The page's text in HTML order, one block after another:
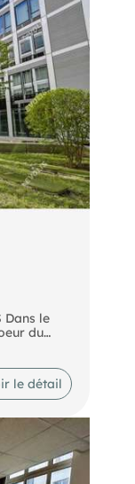
(4 min. à
à pied)
Dans le
du
équipe
sont
(2 min. à
(14) :
(4 min. à
à pied)
le détail